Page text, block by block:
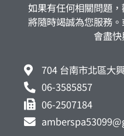
如果有任何相關問題
將隨時竭誠為您服務
會盡快
704 台南市北區大
06-3585857
06-2507184